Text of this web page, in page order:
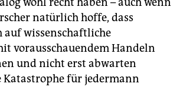
natürlich hoffe, dass
auf wissenschaftliche
vorausschauendem Handeln
und nicht erst abwarten
Katastrophe für jedermann